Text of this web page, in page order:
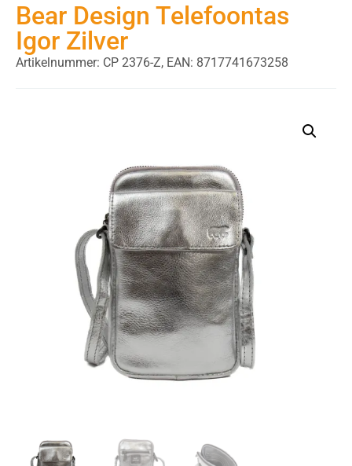
Bear Design Telefoontas
Igor Zilver
Artikelnummer: CP 2376-Z, EAN: 8717741673258